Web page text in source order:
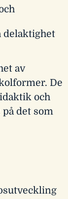
delaktighet
av
De
och
det som